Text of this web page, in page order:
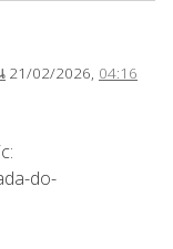
21/02/2026, 04:16
do-